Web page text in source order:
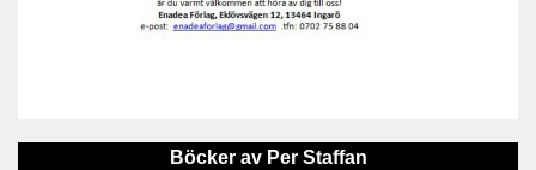
Böcker av Per Staffan